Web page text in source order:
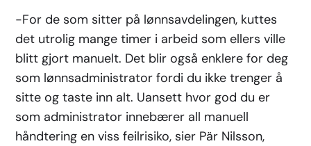
-For de som sitter på lønnsavdelingen, kuttes
det utrolig mange timer i arbeid som ellers ville
blitt gjort manuelt. Det blir også enklere for deg
som lønnsadministrator fordi du ikke trenger å
sitte og taste inn alt. Uansett hvor god du er
som administrator innebærer all manuell
håndtering en viss feilrisiko, sier Pär Nilsson,